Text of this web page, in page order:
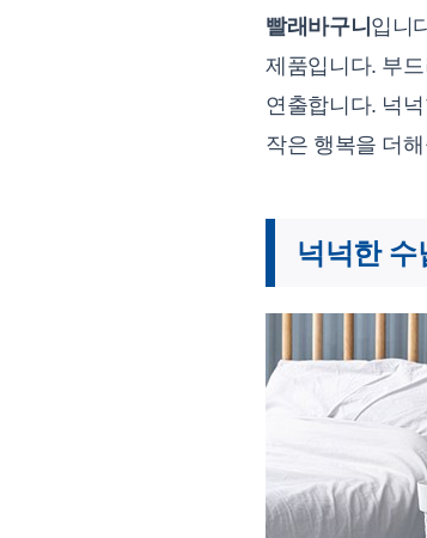
빨래바구니 입니
제품입니다. 부
연출합니다. 넉
작은 행복을 더
넉넉한 수